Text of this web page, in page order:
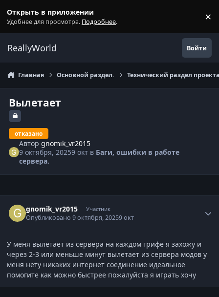
Открыть в приложении
Удобнее для просмотра. Подробнее. ×
ReallyWorld Войти
Главная Основной раздел. Технический раздел
Вылетает
отказано
Авторgnomik_vr2015
9 октября, 20259 окт в Баги, ошибки в работе
сервера.
gnomik_vr2015 Участник
Опубликовано9 октября, 20259 окт
У меня вылетает из сервера на каждом грифе я захожу и
через 2-3 или меньше минут вылетает из сервера модов у
меня нету никаких интернет соединение идеальное
помогите как можно быстрее пожалуйста я играть хочу